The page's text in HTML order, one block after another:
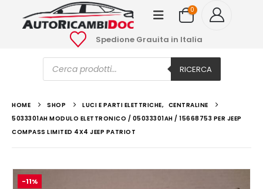
0
Spedione Grauita in Italia
Ricerca
prodotti RICERCA
HOME SHOP LUCI E PARTI ELETTRICHE, CENTRALINE
5033301AH MODULO ELETTRONICO / 05033301AH / 15668753 PER JEEP
COMPASS LIMITED 4X4 JEEP PATRIOT
-11%